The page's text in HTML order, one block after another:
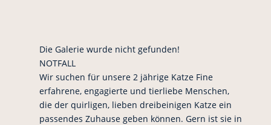
Die Galerie wurde nicht gefunden!
NOTFALL
Wir suchen für unsere 2 jährige Katze Fine
erfahrene, engagierte und tierliebe Menschen,
die der quirligen, lieben dreibeinigen Katze ein
passendes Zuhause geben können. Gern ist sie in